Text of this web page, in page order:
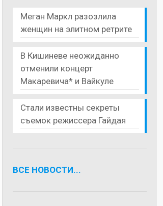
Меган Маркл разозлила
женщин на элитном ретрите
В Кишиневе неожиданно
отменили концерт
Макаревича* и Вайкуле
Стали известны секреты
съемок режиссера Гайдая
ВСЕ НОВОСТИ...